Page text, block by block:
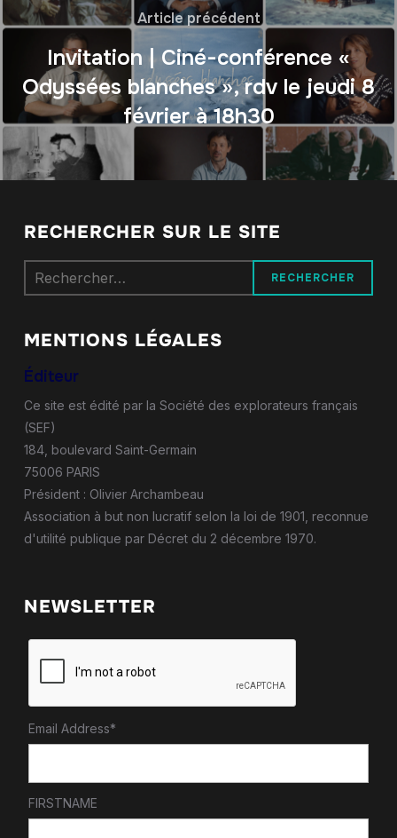
Article précédent
Invitation | Ciné-conférence «
Odyssées blanches », rdv le jeudi 8
février à 18h30
RECHERCHER SUR LE SITE
Rechercher :
MENTIONS LÉGALES
Éditeur
Ce site est édité par la Société des explorateurs français
(SEF)
184, boulevard Saint-Germain
75006 PARIS
Président : Olivier Archambeau
Association à but non lucratif selon la loi de 1901, reconnue
d'utilité publique par Décret du 2 décembre 1970.
NEWSLETTER
Email Address*
FIRSTNAME